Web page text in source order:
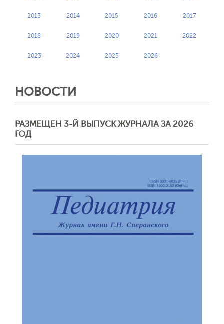
2013 2014 2015 2016 2017
2018 2019 2020 2021 2022
2023 2024 2025 2026
НОВОСТИ
РАЗМЕЩЕН 3-Й ВЫПУСК ЖУРНАЛА ЗА 2026
ГОД